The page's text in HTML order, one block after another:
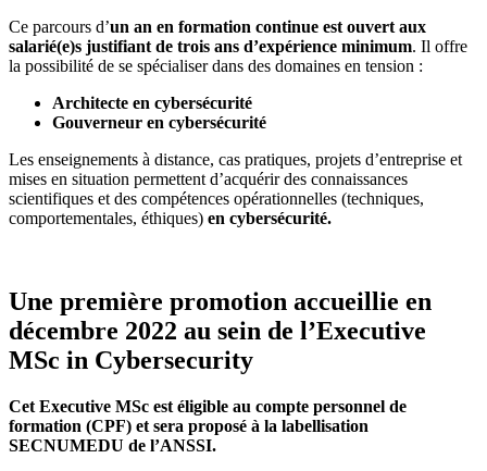
Ce parcours d’un an en formation continue est ouvert aux
salarié(e)s justifiant de trois ans d’expérience minimum. Il offre
la possibilité de se spécialiser dans des domaines en tension :
Architecte en cybersécurité
Gouverneur en cybersécurité
Les enseignements à distance, cas pratiques, projets d’entreprise et
mises en situation permettent d’acquérir des connaissances
scientifiques et des compétences opérationnelles (techniques,
comportementales, éthiques) en cybersécurité.
Une première promotion accueillie en
décembre 2022 au sein de l’Executive
MSc in Cybersecurity
Cet Executive MSc est éligible au compte personnel de
formation (CPF) et sera proposé à la labellisation
SECNUMEDU de l’ANSSI.